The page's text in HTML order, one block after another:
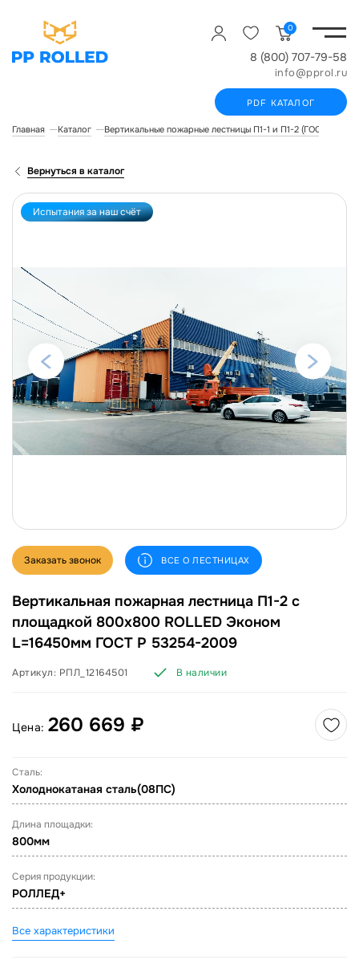
0
8 (800) 707-79-58
info@pprol.ru
PDF КАТАЛОГ
Главная Каталог Вертикальные пожарные лестницы П1-1 и П1-2 (ГОСТ Р
Вернуться в каталог
Испытания за наш счёт
Заказать звонок ВСЕ О ЛЕСТНИЦАХ
Вертикальная пожарная лестница П1-2 с
площадкой 800х800 ROLLED Эконом
L=16450мм ГОСТ Р 53254-2009
Артикул: РПЛ_12164501 В наличии
Цена: 260 669 ₽
Сталь:
Холоднокатаная сталь(08ПС)
Длина площадки:
800мм
Серия продукции:
РОЛЛЕД+
Все характеристики